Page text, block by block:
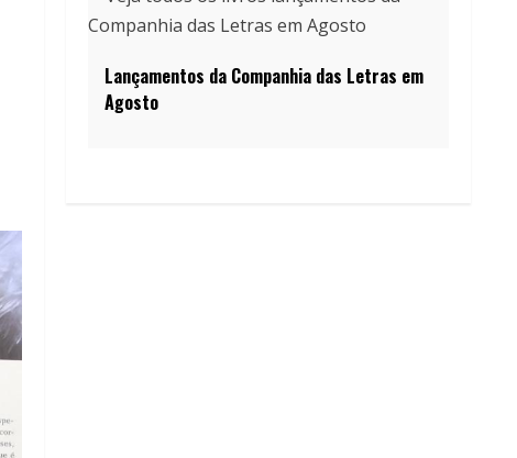
Lançamentos da Companhia das Letras em
Agosto